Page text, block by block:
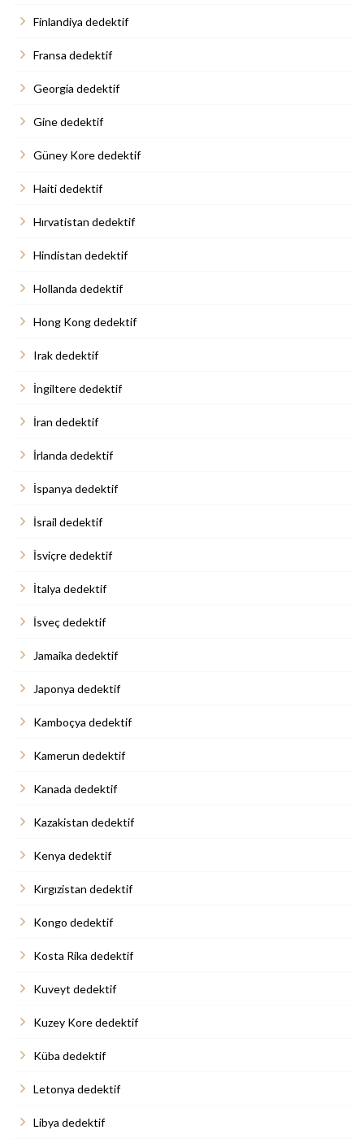
Finlandiya dedektif
Fransa dedektif
Georgia dedektif
Gine dedektif
Güney Kore dedektif
Haiti dedektif
Hırvatistan dedektif
Hindistan dedektif
Hollanda dedektif
Hong Kong dedektif
Irak dedektif
İngiltere dedektif
İran dedektif
İrlanda dedektif
İspanya dedektif
İsrail dedektif
İsviçre dedektif
İtalya dedektif
İsveç dedektif
Jamaika dedektif
Japonya dedektif
Kamboçya dedektif
Kamerun dedektif
Kanada dedektif
Kazakistan dedektif
Kenya dedektif
Kırgızistan dedektif
Kongo dedektif
Kosta Rika dedektif
Kuveyt dedektif
Kuzey Kore dedektif
Küba dedektif
Letonya dedektif
Libya dedektif